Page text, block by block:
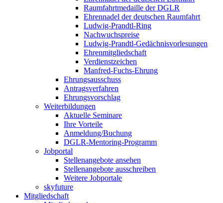
Raumfahrtmedaille der DGLR
Ehrennadel der deutschen Raumfahrt
Ludwig-Prandtl-Ring
Nachwuchspreise
Ludwig-Prandtl-Gedächnisvorlesungen
Ehrenmitgliedschaft
Verdienstzeichen
Manfred-Fuchs-Ehrung
Ehrungsausschuss
Antragsverfahren
Ehrungsvorschlag
Weiterbildungen
Aktuelle Seminare
Ihre Vorteile
Anmeldung/Buchung
DGLR-Mentoring-Programm
Jobportal
Stellenangebote ansehen
Stellenangebote ausschreiben
Weitere Jobportale
skyfuture
Mitgliedschaft